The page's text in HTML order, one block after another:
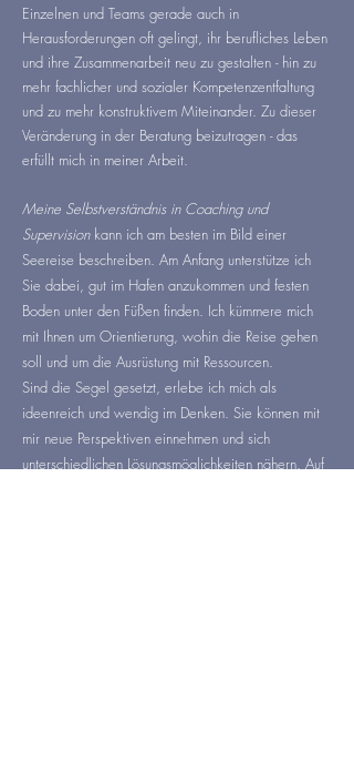
Einzelnen und Teams gerade auch in
Herausforderungen oft gelingt, ihr berufliches Leben
und ihre Zusammenarbeit neu zu gestalten - hin zu
mehr fachlicher und sozialer Kompetenzentfaltung
und zu mehr konstruktivem Miteinander. Zu dieser
Veränderung in der Beratung beizutragen - das
erfüllt mich in meiner Arbeit.
Meine Selbstverständnis in Coaching und
Supervisionkann ich am besten im Bild einer
Seereise beschreiben. Am Anfang unterstütze ich
Sie dabei, gut im Hafen anzukommen und festen
Boden unter den Füßen finden. Ich kümmere mich
mit Ihnen um Orientierung, wohin die Reise gehen
soll und um die Ausrüstung mit Ressourcen.
Sind die Segel gesetzt, erlebe ich mich als
ideenreich und wendig im Denken. Sie können mit
mir neue Perspektiven einnehmen und sich
unterschiedlichen Lösungsmöglichkeiten nähern. Auf